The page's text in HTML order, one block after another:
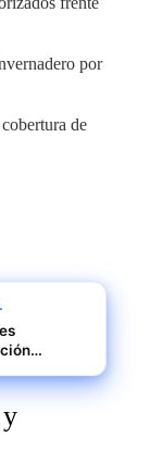
por
de